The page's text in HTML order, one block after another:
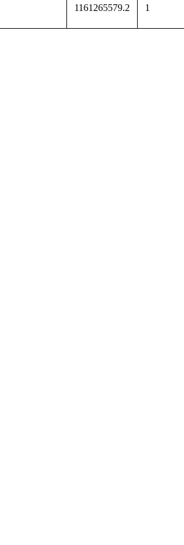
1161265579.2 1